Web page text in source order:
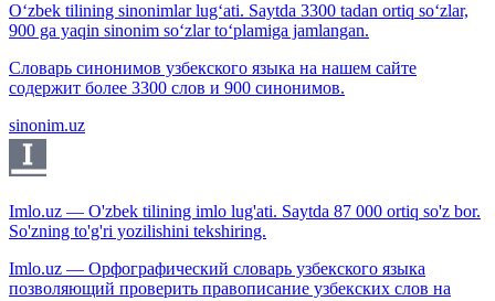
O‘zbek tilining sinonimlar lug‘ati. Saytda 3300 tadan ortiq so‘zlar,
900 ga yaqin sinonim so‘zlar to‘plamiga jamlangan.
Словарь синонимов узбекского языка на нашем сайте
содержит более 3300 слов и 900 синонимов.
sinonim.uz
Imlo.uz — O'zbek tilining imlo lug'ati. Saytda 87 000 ortiq so'z bor.
So'zning to'g'ri yozilishini tekshiring.
Imlo.uz — Орфографический словарь узбекского языка
позволяющий проверить правописание узбекских слов на